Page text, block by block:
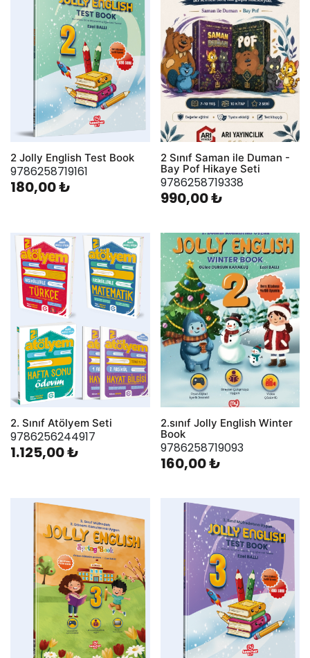
2 Jolly English Test Book
9786258719161
180,00 ₺
2 Sınıf Saman ile Duman -
Bay Pof Hikaye Seti
9786258719338
990,00 ₺
2. Sınıf Atölyem Seti
9786256244917
1.125,00 ₺
2.sınıf Jolly English Winter
Book
9786258719093
160,00 ₺